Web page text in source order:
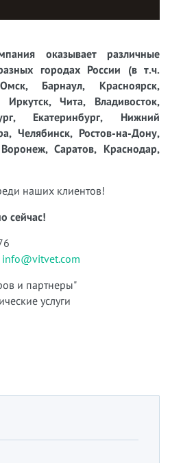
оказывает различные
городах России (в т.ч.
Барнаул, Красноярск,
Иркутск, Чита, Владивосток,
Екатеринбург, Нижний
Челябинск, Ростов-на-Дону,
Саратов, Краснодар,
наших клиентов!
сейчас!
info@vitvet.com
и партнеры"
услуги